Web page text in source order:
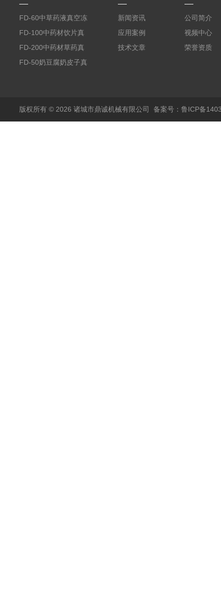
FD-60中草药液真空冻
干机
FD-100中药材饮片真
空冻干机
FD-200中药材草药真
空冻干机
FD-50奶豆腐奶皮子真
新闻资讯
应用案例
技术文章
公司简介
视频中心
荣誉资质
版权所有 © 2026 诸城市鼎诚机械有限公司 备案号：鲁ICP备